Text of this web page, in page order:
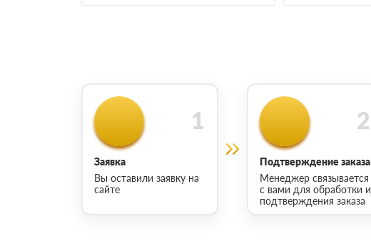
Заявка
Вы оставили заявку на
сайте
Подтверждение заказа
Менеджер связывается
с вами для обработки и
подтверждения заказа